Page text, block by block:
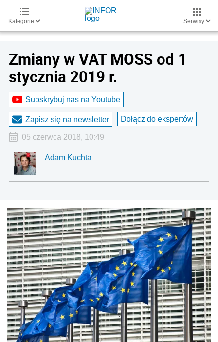
Kategorie Serwisy
Zmiany w VAT MOSS od 1
stycznia 2019 r.
Subskrybuj nas na Youtube
Zapisz się na newsletter Dołącz do ekspertów
05 czerwca 2018, 10:49
Adam Kuchta